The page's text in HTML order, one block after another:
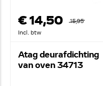
€ 14,50
15,95
Incl. btw
Atag deurafdichting
van oven 34713